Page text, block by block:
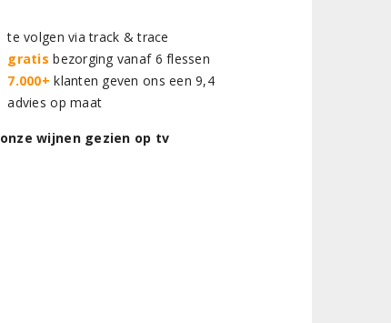
te volgen via track & trace
gratis bezorging vanaf 6 flessen
7.000+ klanten geven ons een 9,4
advies op maat
onze wijnen gezien op tv